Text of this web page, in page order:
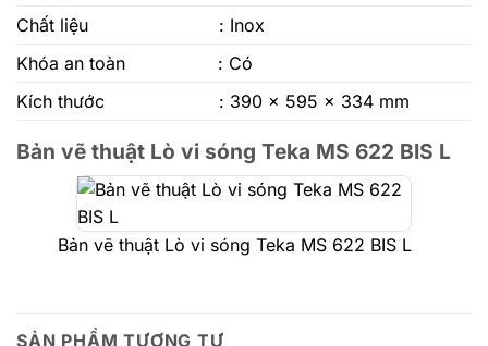
Chất liệu
: Inox
Khóa an toàn
: Có
Kích thước
: 390 x 595 x 334 mm
Bản vẽ thuật Lò vi sóng Teka MS 622 BIS L
Bản vẽ thuật Lò vi sóng Teka MS 622 BIS L
SẢN PHẨM TƯƠNG TỰ